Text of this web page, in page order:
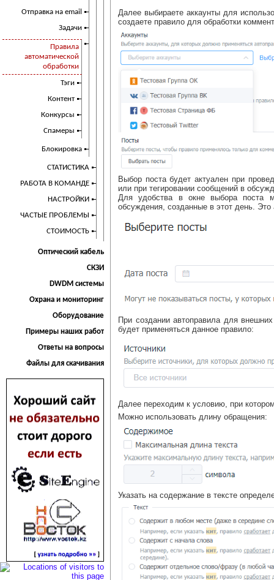
Отправка на email
Задачи
Правила
автоматической
обработки
Тэги
Контент
Конкурсы
Спамеры
Блокировка
СТАТИСТИКА
РАБОТА В КОМАНДЕ
НАСТРОЙКИ
ЧАСТЫЕ ПРОБЛЕМЫ
СТОИМОСТЬ
Оптический кабель
СКЗИ
DWDM системы
Охрана и мониторинг
Оборудование
Примеры наших работ
Ответы на вопросы
Файлы для скачивания
Далее выбираете аккаунты для
создаете правило для обработки
Выбор поста будет актуален при
или при тегировании сообщений в
Для удобства в окне выбора поста
обсуждения, созданные в этот день.
При создании автоправила для
будет применяться данное правило:
Далее переходим к условию, при
Можно использовать длину обращения:
Указать на содержание в тексте